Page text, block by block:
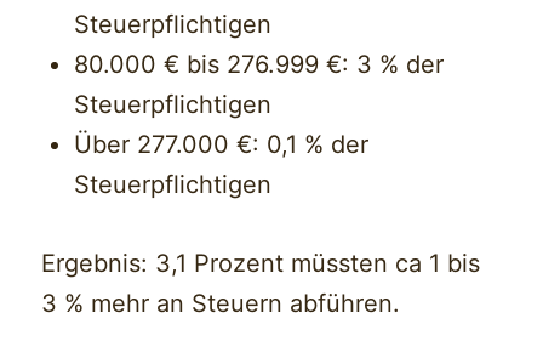
Steuerpflichtigen
80.000 € bis 276.999 €: 3 % der
Steuerpflichtigen
Über 277.000 €: 0,1 % der
Steuerpflichtigen
Ergebnis: 3,1 Prozent müssten ca 1 bis
3 % mehr an Steuern abführen.